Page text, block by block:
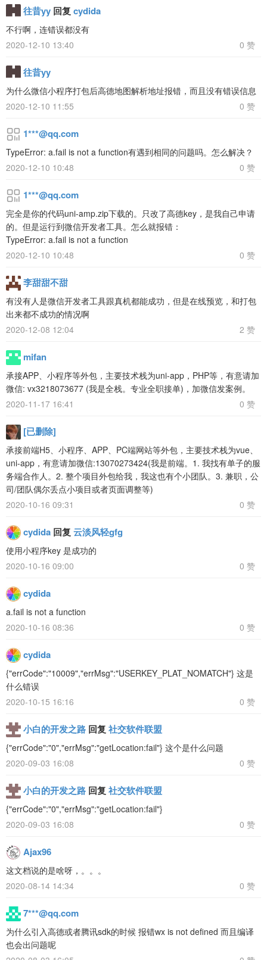
往昔yy 回复 cydida
不行啊，连错误都没有
2020-12-10 13:40
0 赞
往昔yy
为什么微信小程序打包后高德地图解析地址报错，而且没有错误信息
2020-12-10 11:55
0 赞
1***@qq.com
TypeError: a.fail is not a function有遇到相同的问题吗。怎么解决？
2020-12-10 10:48
0 赞
1***@qq.com
完全是你的代码uni-amp.zip下载的。只改了高德key，是我自己申请
的。但是运行到微信开发者工具。怎么就报错：
TypeError: a.fail is not a function
2020-12-10 10:48
0 赞
李甜甜不甜
有没有人是微信开发者工具跟真机都能成功，但是在线预览，和打包
出来都不成功的情况啊
2020-12-08 12:04
2 赞
mifan
承接APP、小程序等外包，主要技术栈为uni-app，PHP等，有意请加
微信: vx3218073677 (我是全栈。专业全职接单)，加微信发案例。
2020-11-17 16:41
0 赞
[已删除]
承接前端H5、小程序、APP、PC端网站等外包，主要技术栈为vue、
uni-app，有意请加微信:13070273424(我是前端。1. 我找有单子的服
务端合作人。2. 整个项目外包给我，我这也有个小团队。3. 兼职，公
司/团队偶尔丢点小项目或者页面调整等)
2020-10-16 09:31
0 赞
cydida 回复 云淡风轻gfg
使用小程序key 是成功的
2020-10-16 09:00
0 赞
cydida
a.fail is not a function
2020-10-16 08:36
0 赞
cydida
{"errCode":"10009","errMsg":"USERKEY_PLAT_NOMATCH"} 这是
什么错误
2020-10-15 16:16
0 赞
小白的开发之路 回复 社交软件联盟
{"errCode":"0","errMsg":"getLocation:fail"} 这个是什么问题
2020-09-03 16:08
0 赞
小白的开发之路 回复 社交软件联盟
{"errCode":"0","errMsg":"getLocation:fail"}
2020-09-03 16:08
0 赞
Ajax96
这文档说的是啥呀，。。。
2020-08-14 14:34
0 赞
7***@qq.com
为什么引入高德或者腾讯sdk的时候 报错wx is not defined 而且编译
也会出问题呢